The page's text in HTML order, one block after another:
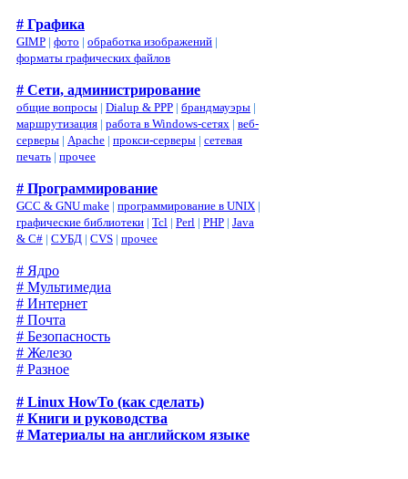
# Графика
GIMP | фото | обработка изображений |
форматы графических файлов
# Сети, администрирование
общие вопросы | Dialup & PPP | брандмауэры |
маршрутизация | работа в Windows-сетях | веб-
серверы | Apache | прокси-серверы | сетевая
печать | прочее
# Программирование
GCC & GNU make | программирование в UNIX |
графические библиотеки | Tcl | Perl | PHP | Java
& C# | СУБД | CVS | прочее
# Ядро
# Мультимедиа
# Интернет
# Почта
# Безопасность
# Железо
# Разное
# Linux HowTo (как сделать)
# Книги и руководства
# Материалы на английском языке